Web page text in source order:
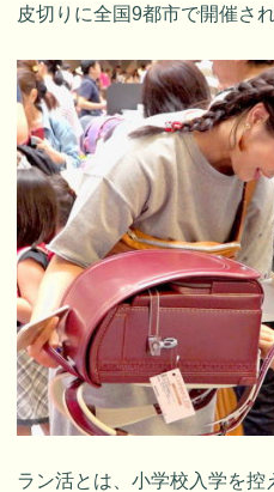
皮切りに全国9都市で開催され
ラン活とは、小学校入学を